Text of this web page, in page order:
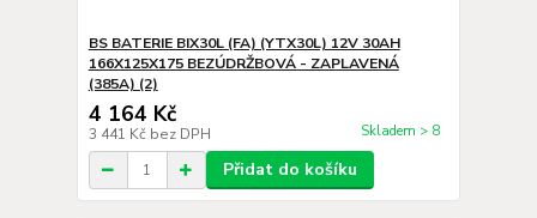
BS BATERIE BIX30L (FA) (YTX30L) 12V 30AH
166X125X175 BEZÚDRŽBOVÁ - ZAPLAVENÁ
(385A) (2)
4 164 Kč
3 441 Kč bez DPH Skladem > 8
Přidat do košíku